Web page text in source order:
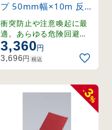
プ 50mm幅×10m 反射
蛍光黄 (265017)
衝突防止や注意喚起に最
適。あらゆる危険回避に
効果を発揮する反射テー
プ。
3,360円
3,696円 税込
-
3
%